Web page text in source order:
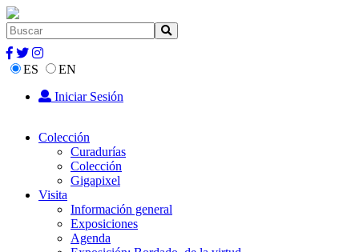
ES
EN
Iniciar Sesión
Colección
Curadurías
Colección
Gigapixel
Visita
Información general
Exposiciones
Agenda